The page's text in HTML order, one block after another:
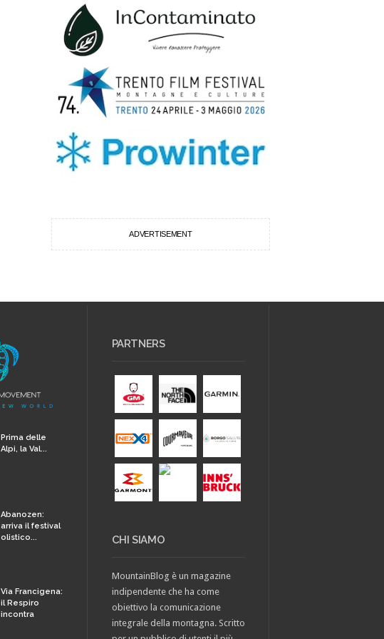
ADVERTISEMENT
Prima delle
Alpi, la Val...
Abanozen:
arriva il festival
olistico...
Via Francigena:
il Respiro
incontra
PARTNERS
CHI SIAMO
MountainBlog è un magazine
indipendente che ha come
obiettivo la comunicazione
integrale della montagna. Scritto